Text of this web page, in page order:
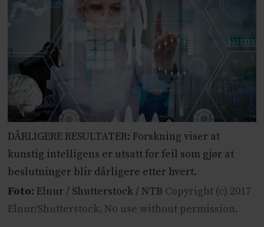
DÅRLIGERE RESULTATER: Forskning viser at
kunstig intelligens er utsatt for feil som gjør at
beslutninger blir dårligere etter hvert.
Foto: Elnur / Shutterstock / NTB Copyright (c) 2017
Elnur/Shutterstock. No use without permission.